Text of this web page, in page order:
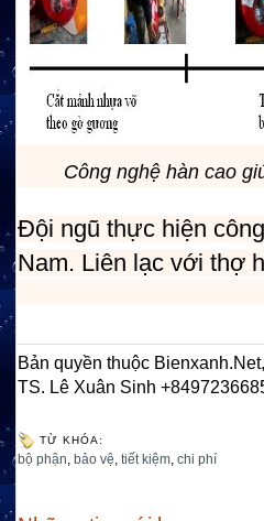
Công nghệ hàn cao
Đội ngũ thực hiện
Nam. Liên lạc với thợ
Bản quyền thuộc
TS. Lê Xuân Sinh
TỪ KHÓA:
bộ phận, bảo vệ, tiết kiệm, chi phí